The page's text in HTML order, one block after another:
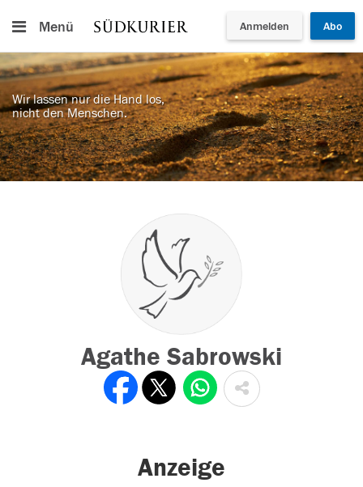
Menü Anmelden Abo
Wir lassen nur die Hand los,
nicht den Menschen.
Agathe Sabrowski
Anzeige